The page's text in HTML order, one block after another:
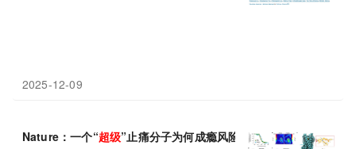
2025-12-09
Nature：一个“超级”止痛分子为何成瘾风险却出奇低？